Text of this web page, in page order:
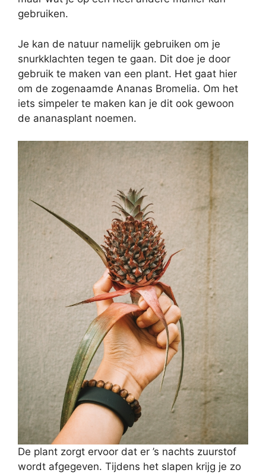
gebruiken.
Je kan de natuur namelijk gebruiken om je
snurkklachten tegen te gaan. Dit doe je door
gebruik te maken van een plant. Het gaat hier
om de zogenaamde Ananas Bromelia. Om het
iets simpeler te maken kan je dit ook gewoon
de ananasplant noemen.
De plant zorgt ervoor dat er ’s nachts zuurstof
wordt afgegeven. Tijdens het slapen krijg je zo